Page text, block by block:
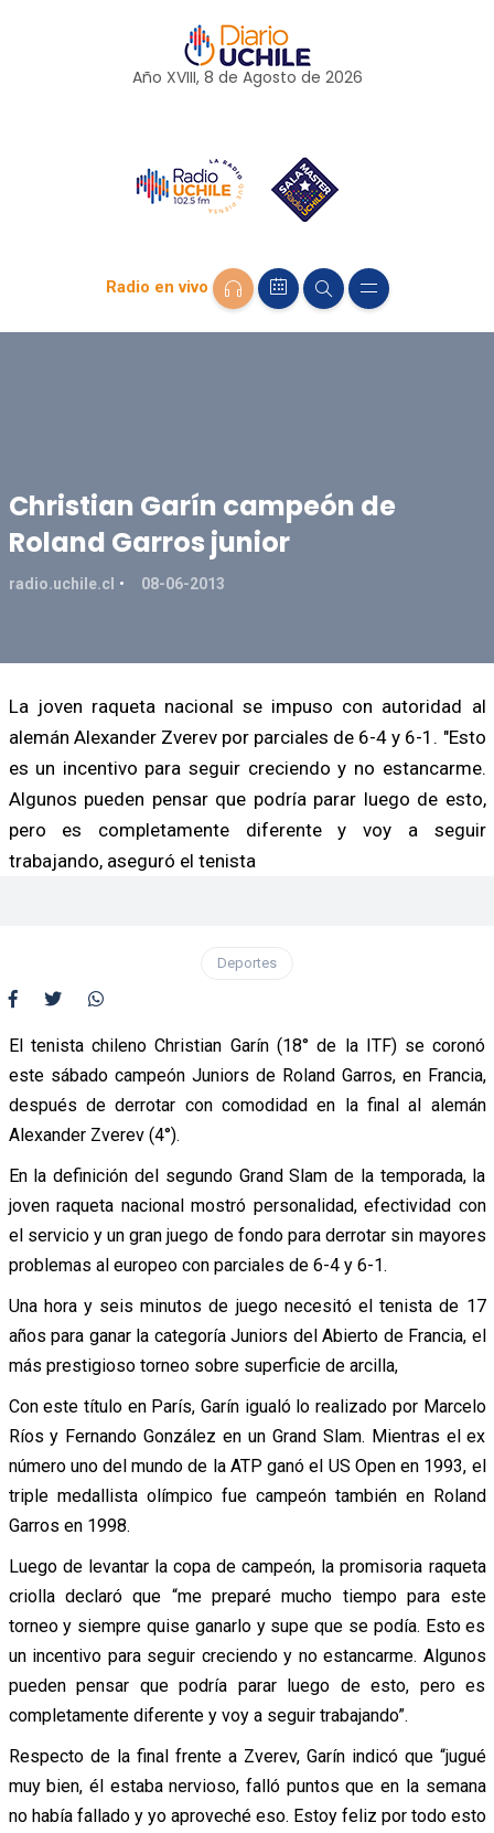
Año XVIII, 8 de Agosto de 2026
Radio en vivo
Christian Garín campeón de
Roland Garros junior
radio.uchile.cl 08-06-2013
La joven raqueta nacional se impuso con autoridad al
alemán Alexander Zverev por parciales de 6-4 y 6-1. "Esto
es un incentivo para seguir creciendo y no estancarme.
Algunos pueden pensar que podría parar luego de esto,
pero es completamente diferente y voy a seguir
trabajando, aseguró el tenista
Deportes
El tenista chileno Christian Garín (18° de la ITF) se coronó
este sábado campeón Juniors de Roland Garros, en Francia,
después de derrotar con comodidad en la final al alemán
Alexander Zverev (4°).
En la definición del segundo Grand Slam de la temporada, la
joven raqueta nacional mostró personalidad, efectividad con
el servicio y un gran juego de fondo para derrotar sin mayores
problemas al europeo con parciales de 6-4 y 6-1.
Una hora y seis minutos de juego necesitó el tenista de 17
años para ganar la categoría Juniors del Abierto de Francia, el
más prestigioso torneo sobre superficie de arcilla,
Con este título en París, Garín igualó lo realizado por Marcelo
Ríos y Fernando González en un Grand Slam. Mientras el ex
número uno del mundo de la ATP ganó el US Open en 1993, el
triple medallista olímpico fue campeón también en Roland
Garros en 1998.
Luego de levantar la copa de campeón, la promisoria raqueta
criolla declaró que “me preparé mucho tiempo para este
torneo y siempre quise ganarlo y supe que se podía. Esto es
un incentivo para seguir creciendo y no estancarme. Algunos
pueden pensar que podría parar luego de esto, pero es
completamente diferente y voy a seguir trabajando”.
Respecto de la final frente a Zverev, Garín indicó que “jugué
muy bien, él estaba nervioso, falló puntos que en la semana
no había fallado y yo aproveché eso. Estoy feliz por todo esto